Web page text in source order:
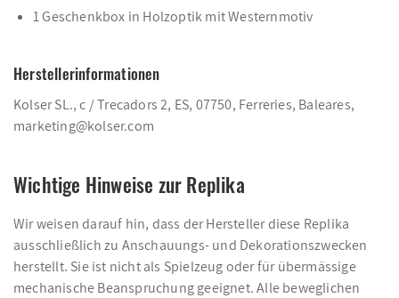
1 Geschenkbox in Holzoptik mit Westernmotiv
Herstellerinformationen
Kolser SL., c / Trecadors 2, ES, 07750, Ferreries, Baleares,
marketing@kolser.com
Wichtige Hinweise zur Replika
Wir weisen darauf hin, dass der Hersteller diese Replika
ausschließlich zu Anschauungs- und Dekorationszwecken
herstellt. Sie ist nicht als Spielzeug oder für übermässige
mechanische Beanspruchung geeignet. Alle beweglichen